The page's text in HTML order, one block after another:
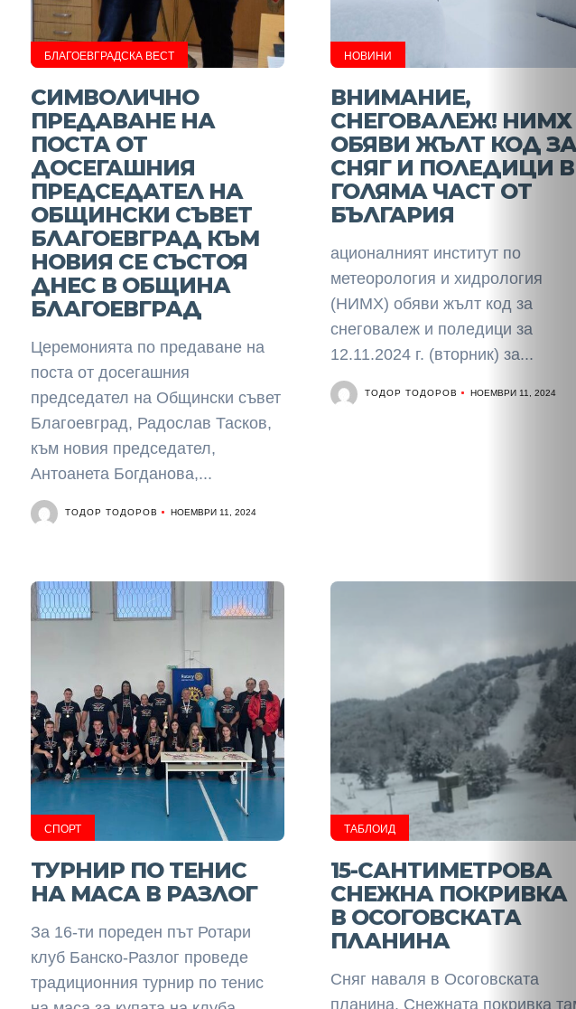
БЛАГОЕВГРАДСКА ВЕСТ
СИМВОЛИЧНО
ПРЕДАВАНЕ НА
ПОСТА ОТ
ДОСЕГАШНИЯ
ПРЕДСЕДАТЕЛ НА
ОБЩИНСКИ СЪВЕТ
БЛАГОЕВГРАД КЪМ
НОВИЯ СЕ СЪСТОЯ
ДНЕС В ОБЩИНА
БЛАГОЕВГРАД
Церемонията по предаване на
поста от досегашния
председател на Общински съвет
Благоевград, Радослав Тасков,
към новия председател,
Антоанета Богданова,...
ТОДОР ТОДОРОВ НОЕМВРИ 11, 2024
НОВИНИ
ВНИМАНИЕ,
СНЕГОВАЛЕЖ! НИМХ
ОБЯВИ ЖЪЛТ КОД ЗА
СНЯГ И ПОЛЕДИЦИ В
ГОЛЯМА ЧАСТ ОТ
БЪЛГАРИЯ
ационалният институт по
метеорология и хидрология
(НИМХ) обяви жълт код за
снеговалеж и поледици за
12.11.2024 г. (вторник) за...
ТОДОР ТОДОРОВ НОЕМВРИ 11, 2024
СПОРТ
ТУРНИР ПО ТЕНИС
НА МАСА В РАЗЛОГ
За 16-ти пореден път Ротари
клуб Банско-Разлог проведе
традиционния турнир по тенис
ТАБЛОИД
15-САНТИМЕТРОВА
СНЕЖНА ПОКРИВКА
В ОСОГОВСКАТА
ПЛАНИНА
Сняг наваля в Осоговската
планина. Снежната покривка